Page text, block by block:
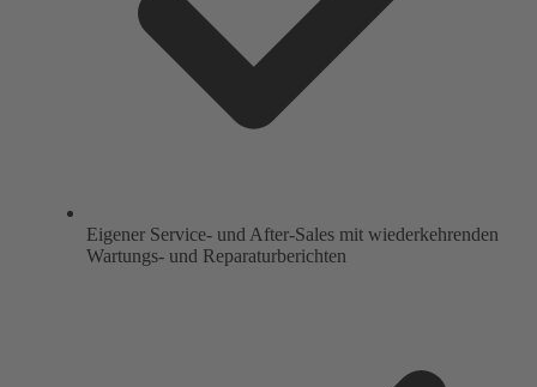
Eigener Service- und After-Sales mit wiederkehrenden
Wartungs- und Reparaturberichten